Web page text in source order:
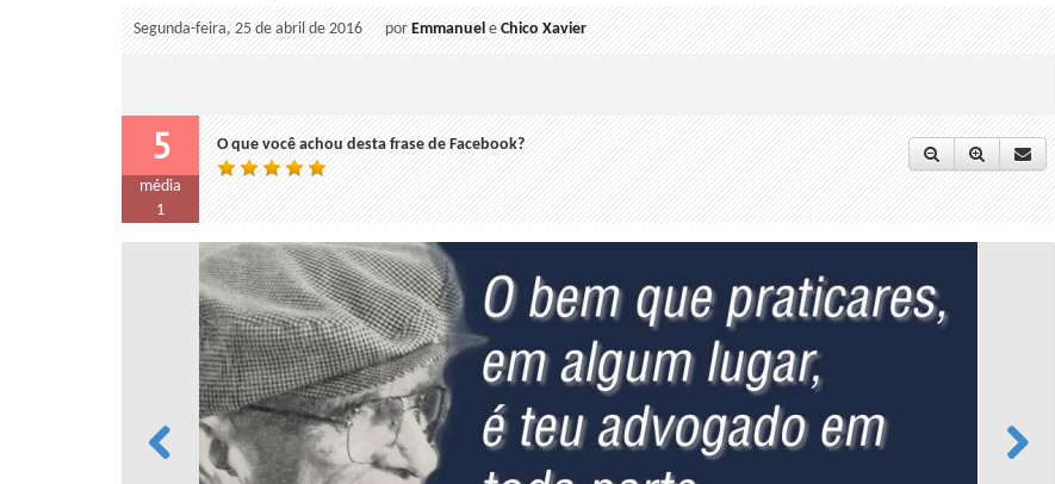
Segunda-feira, 25 de abril de 2016 porEmmanuel eChico Xavier
5
média
1
O que você achou desta frase de Facebook?